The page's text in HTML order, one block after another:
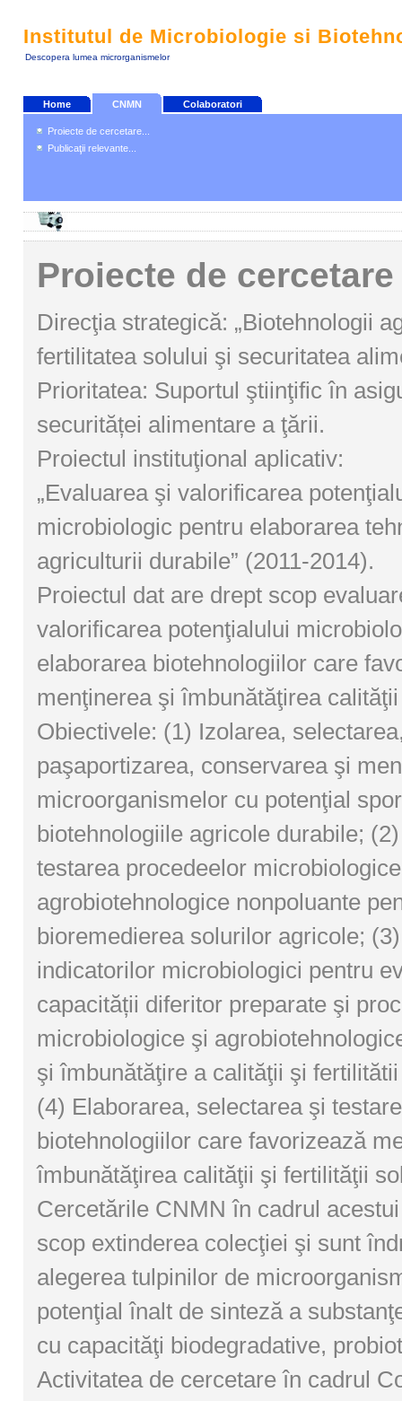
Institutul de Microbiologie si
Descopera lumea microrganismelor
Home CNMN Colaboratori
Proiecte de cercetare...
Publicaţii relevante...
Proiecte de cercetare
Direcţia strategică: „Biotehnologii
fertilitatea solului şi securitatea
Prioritatea: Suportul ştiinţific în
securităței alimentare a ţării.
Proiectul instituţional aplicativ:
„Evaluarea şi valorificarea
microbiologic pentru elaborarea
agriculturii durabile” (2011-2014).
Proiectul dat are drept scop
valorificarea potenţialului
elaborarea biotehnologiilor care
menţinerea şi îmbunătăţirea
Obiectivele: (1) Izolarea,
paşaportizarea, conservarea şi
microorganismelor cu potenţial
biotehnologiile agricole durabile;
testarea procedeelor
agrobiotehnologice nonpoluante
bioremedierea solurilor agricole;
indicatorilor microbiologici pentru
capacității diferitor preparate şi
microbiologice şi
şi îmbunătăţire a calităţii şi
(4) Elaborarea, selectarea şi
biotehnologiilor care favorizează
îmbunătăţirea calităţii şi fertilităţii
Cercetările CNMN în cadrul
scop extinderea colecţiei şi sunt
alegerea tulpinilor de
potenţial înalt de sinteză a
cu capacităţi biodegradative,
Activitatea de cercetare în cadrul